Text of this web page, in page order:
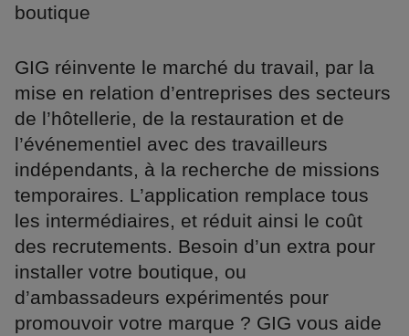
boutique
GIG réinvente le marché du travail, par la
mise en relation d’entreprises des secteurs
de l’hôtellerie, de la restauration et de
l’événementiel avec des travailleurs
indépendants, à la recherche de missions
temporaires. L’application remplace tous
les intermédiaires, et réduit ainsi le coût
des recrutements. Besoin d’un extra pour
installer votre boutique, ou
d’ambassadeurs expérimentés pour
promouvoir votre marque ? GIG vous aide